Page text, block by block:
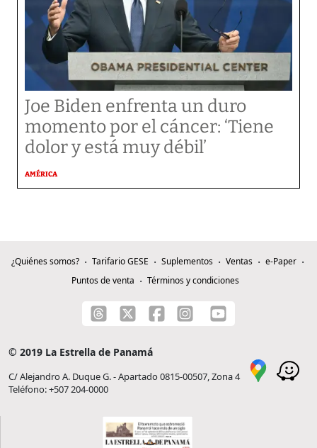
Joe Biden enfrenta un duro
momento por el cáncer: ‘Tiene
dolor y está muy débil’
AMÉRICA
¿Quiénes somos? Tarifario GESE Suplementos Ventas
e-Paper
Puntos de venta
Términos y condiciones
© 2019 La Estrella de Panamá
C/ Alejandro A. Duque G. - Apartado 0815-00507, Zona 4
Teléfono: +507 204-0000